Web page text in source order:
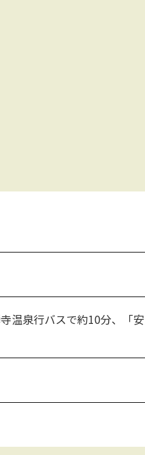
温泉行バスで約10分、「安